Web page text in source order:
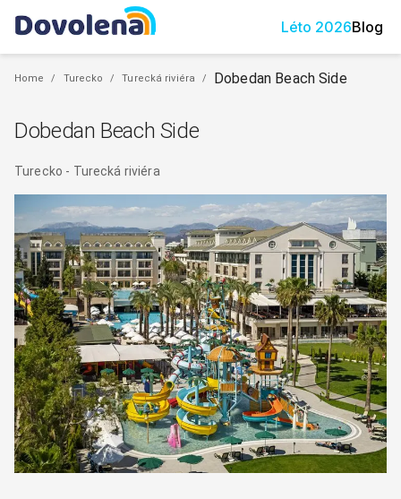
Léto 2026Blog
Home / Turecko / Turecká riviéra / Dobedan Beach Side
Dobedan Beach Side
Turecko - Turecká riviéra